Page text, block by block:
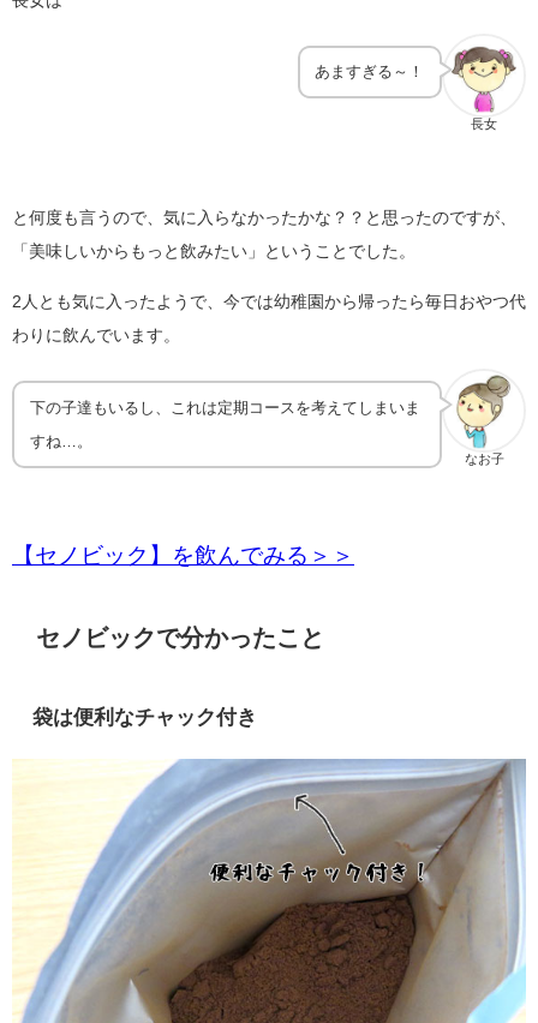
長女
あますぎる～！
と何度も言うので、気に入らなかったかな？？と思ったのですが、
「美味しいからもっと飲みたい」ということでした。
2人とも気に入ったようで、今では幼稚園から帰ったら毎日おやつ代
わりに飲んでいます。
なお子
下の子達もいるし、これは定期コースを考えてしまいま
すね…。
【セノビック】を飲んでみる＞＞
セノビックで分かったこと
袋は便利なチャック付き